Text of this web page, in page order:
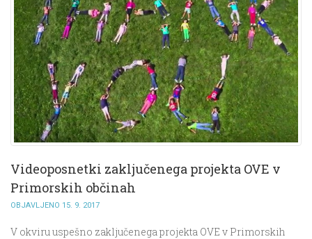
Videoposnetki zaključenega projekta OVE v
Primorskih občinah
OBJAVLJENO 15. 9. 2017
V okviru uspešno zaključenega projekta OVE v Primorskih